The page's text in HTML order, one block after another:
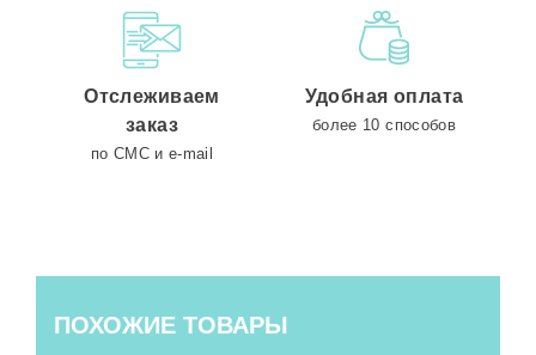
Отслеживаем
заказ
по СМС и e-mail
Удобная оплата
более 10 способов
ПОХОЖИЕ ТОВАРЫ